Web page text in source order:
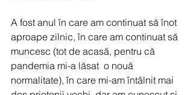
A fost anul în care am continuat să înot
aproape zilnic, în care am continuat să
muncesc (tot de acasă, pentru că
pandemia mi-a lăsat  o nouă
normalitate), în care mi-am întâlnit mai